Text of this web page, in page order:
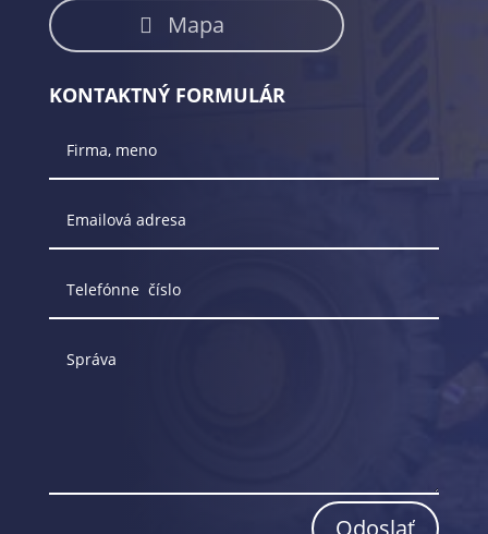
Mapa
KONTAKTNÝ FORMULÁR
Odoslať